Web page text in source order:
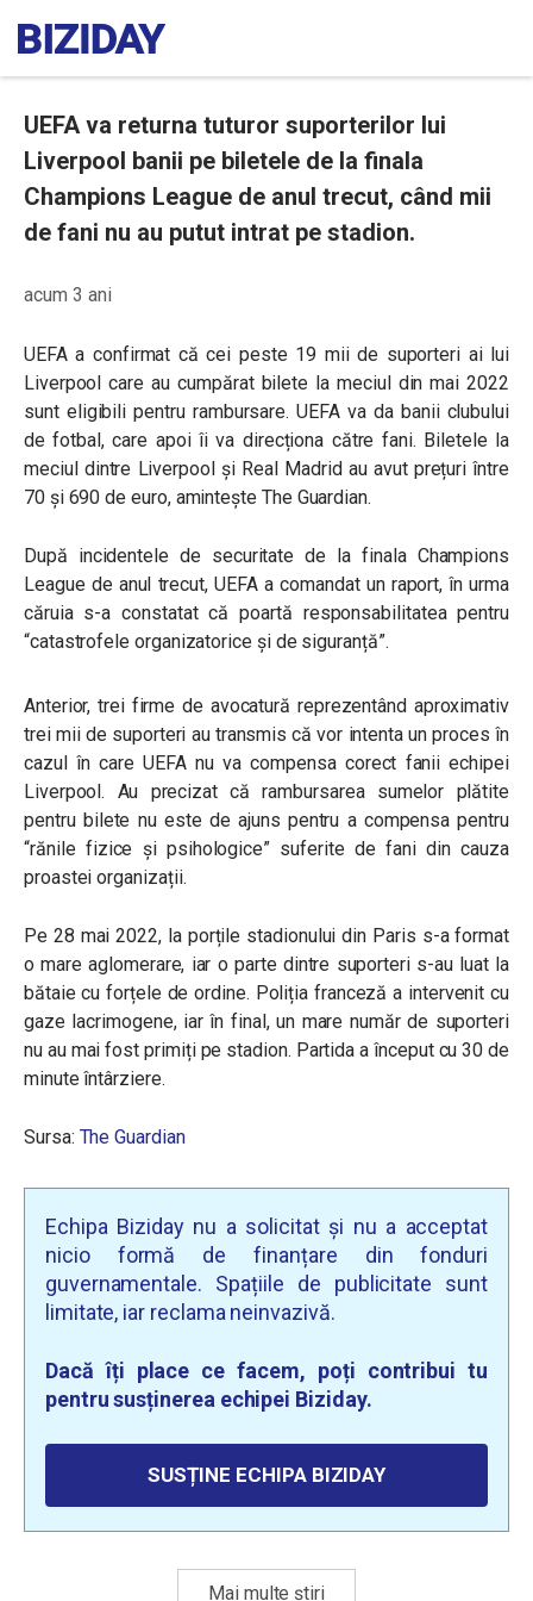
UEFA va returna tuturor suporterilor lui
Liverpool banii pe biletele de la finala
Champions League de anul trecut, când mii
de fani nu au putut intrat pe stadion.
acum 3 ani
UEFA a confirmat că cei peste 19 mii de suporteri ai lui
Liverpool care au cumpărat bilete la meciul din mai 2022
sunt eligibili pentru rambursare. UEFA va da banii clubului
de fotbal, care apoi îi va direcționa către fani. Biletele la
meciul dintre Liverpool și Real Madrid au avut prețuri între
70 și 690 de euro, amintește The Guardian.
După incidentele de securitate de la finala Champions
League de anul trecut, UEFA a comandat un raport, în urma
căruia s-a constatat că poartă responsabilitatea pentru
“catastrofele organizatorice și de siguranță”.
Anterior, trei firme de avocatură reprezentând aproximativ
trei mii de suporteri au transmis că vor intenta un proces în
cazul în care UEFA nu va compensa corect fanii echipei
Liverpool. Au precizat că rambursarea sumelor plătite
pentru bilete nu este de ajuns pentru a compensa pentru
“rănile fizice și psihologice” suferite de fani din cauza
proastei organizații.
Pe 28 mai 2022, la porțile stadionului din Paris s-a format
o mare aglomerare, iar o parte dintre suporteri s-au luat la
bătaie cu forțele de ordine. Poliția franceză a intervenit cu
gaze lacrimogene, iar în final, un mare număr de suporteri
nu au mai fost primiți pe stadion. Partida a început cu 30 de
minute întârziere.
Sursa: The Guardian
Echipa Biziday nu a solicitat și nu a acceptat
nicio formă de finanțare din fonduri
guvernamentale. Spațiile de publicitate sunt
limitate, iar reclama neinvazivă.
Dacă îți place ce facem, poți contribui tu
pentru susținerea echipei Biziday.
SUSȚINE ECHIPA BIZIDAY
Mai multe știri